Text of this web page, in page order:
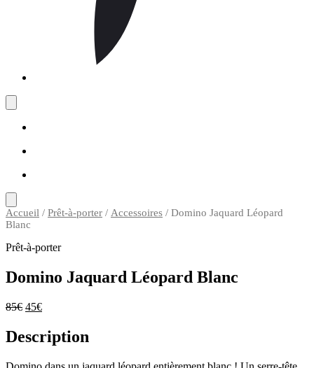
Accueil / Prêt-à-porter / Accessoires / Domino Jaquard Léopard
Blanc
Prêt-à-porter
Domino Jaquard Léopard Blanc
85€ 45€
Description